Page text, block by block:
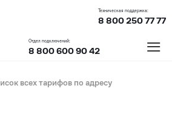
Техническая поддержка:
8 800 250 77 77
Отдел подключений:
8 800 600 90 42 ≡
всех тарифов по адресу